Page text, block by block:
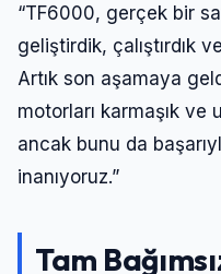
“TF6000, gerçek bir
geliştirdik, çalıştırdık
Artık son aşamaya
motorları karmaşık
ancak bunu da
inanıyoruz.”
Tam
Giriş Yap
Kullanıcı Adı veya E-